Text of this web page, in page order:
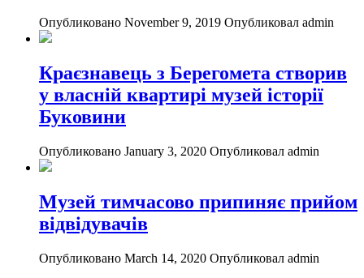
Опубликовано November 9, 2019 Опубликовал admin
Краєзнавець з Берегомета створив
у власній квартирі музей історії
Буковини
Опубликовано January 3, 2020 Опубликовал admin
Музей тимчасово припиняє прийом
відвідувачів
Опубликовано March 14, 2020 Опубликовал admin